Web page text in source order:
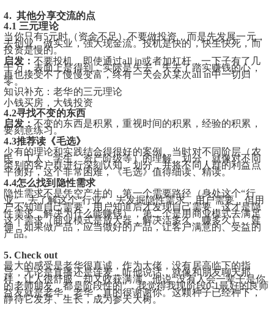
4.  其他分享交流的点
4.1 三元理论
当你只有5元时（资金不足）不要做投资，而是先发展一元，
去创业、做实业，强大现金流。投机是快的，快生快死，而
投资是慢的。
启发： 不要投机，即使通过all in或者加杠杆，一下子有了几
千万，表面上是得到，实际是失去，失去了踏实赚钱的心，
再也接受不了慢慢变富，终有一天会从某次all in中一切归
零。
知识补充：老华的三元理论
小钱买房，大钱投资
4.2寻找不变的东西
启发： 不变的东西是积累，重视时间的积累，经验的积累，
要刻意练习。
4.3推荐读《毛选》
少有的理论和实践结合得很好的案例。当时对不同阶层（农
民、工人、学生、资产阶级等）的理解、划分，就像对不同
类别的客户群进行深刻认知、划分，并将不同人群的利益点
平衡好，这个非常困难，《毛选》值得细读、精读。
4.4怎么找到隐性需求
隐性需求不是凭空产生的，第一个需要路径（身处这个“行
业”，去了解这个“行业”，去发掘隐性需求，用户需要，但用
户不知道自己需要，用户知道后才发现自己需要，这才是隐
性需求，解决为什么能赚钱），第二个是用商业模式去满足
这个需求（商业模式是放大器，解决活多久、赚多久）。延
伸：如果做产品，应当做好的产品，让客户满意的、受益的
产品。
5. Check out
最大的感受是老华很真诚，作为大佬，没有居高临下的指
导，无论是直播还是连麦，听他说话，就像和朋友聊天那
样，让人很舒服，却又收获满满。他说“没有人会一辈子是你
的老师朋友，都是阶段性的”，我觉得我现阶段0-1最好的良师
益友就是老华。老华，真的很谢谢你。这颗种子已经种下，
静待它发芽、生长，成为参天大树。